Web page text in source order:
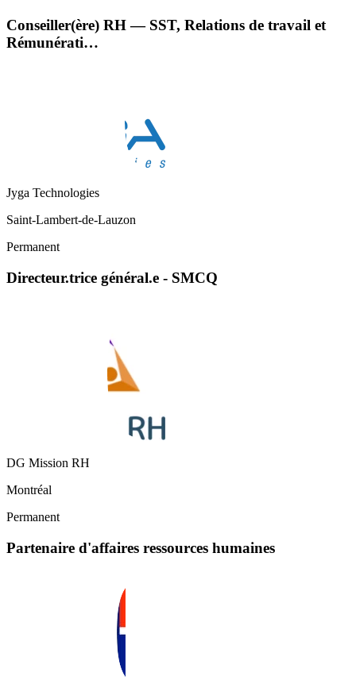
Conseiller(ère) RH — SST, Relations de travail et
Rémunérati…
Jyga Technologies
Saint-Lambert-de-Lauzon
Permanent
Directeur.trice général.e - SMCQ
DG Mission RH
Montréal
Permanent
Partenaire d'affaires ressources humaines